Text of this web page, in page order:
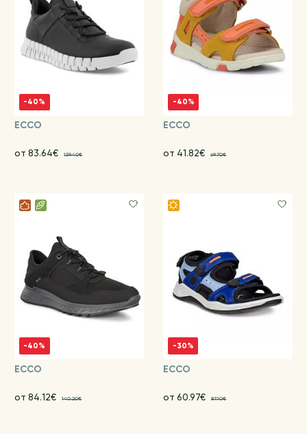
-40%
ECCO
от 83.64€ 139.40€
-40%
ECCO
от 41.82€ 69.70€
-40%
ECCO
от 84.12€ 140.20€
-30%
ECCO
от 60.97€ 87.10€